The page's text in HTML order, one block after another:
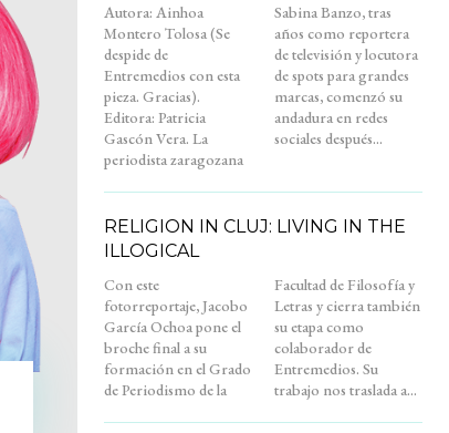
Autora: Ainhoa
Montero Tolosa (Se
despide de
Entremedios con esta
pieza. Gracias).
Editora: Patricia
Gascón Vera. La
periodista zaragozana
Sabina Banzo, tras
años como reportera
de televisión y locutora
de spots para grandes
marcas, comenzó su
andadura en redes
sociales después...
RELIGION IN CLUJ: LIVING IN THE
ILLOGICAL
Con este
fotorreportaje, Jacobo
García Ochoa pone el
broche final a su
formación en el Grado
de Periodismo de la
Facultad de Filosofía y
Letras y cierra también
su etapa como
colaborador de
Entremedios. Su
trabajo nos traslada a...